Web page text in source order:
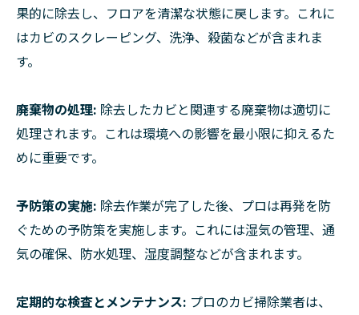
果的に除去し、フロアを清潔な状態に戻します。これに
はカビのスクレーピング、洗浄、殺菌などが含まれま
す。
廃棄物の処理: 除去したカビと関連する廃棄物は適切に
処理されます。これは環境への影響を最小限に抑えるた
めに重要です。
予防策の実施: 除去作業が完了した後、プロは再発を防
ぐための予防策を実施します。これには湿気の管理、通
気の確保、防水処理、湿度調整などが含まれます。
定期的な検査とメンテナンス: プロのカビ掃除業者は、